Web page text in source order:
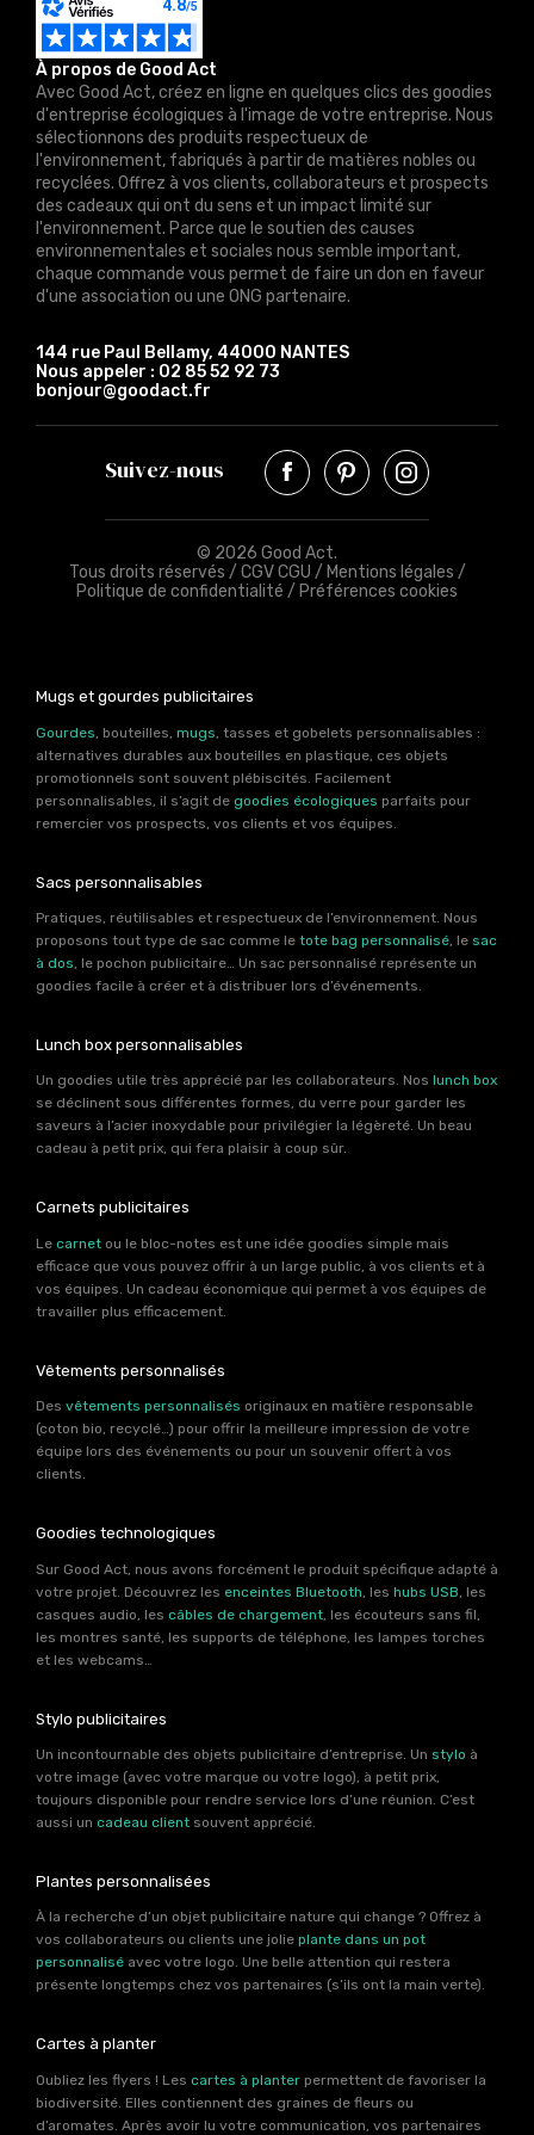
À propos de Good Act
Avec Good Act, créez en ligne en quelques clics des goodies
d'entreprise écologiques à l'image de votre entreprise. Nous
sélectionnons des produits respectueux de
l'environnement, fabriqués à partir de matières nobles ou
recyclées. Offrez à vos clients, collaborateurs et prospects
des cadeaux qui ont du sens et un impact limité sur
l'environnement. Parce que le soutien des causes
environnementales et sociales nous semble important,
chaque commande vous permet de faire un don en faveur
d'une association ou une ONG partenaire.
144 rue Paul Bellamy, 44000 NANTES
Nous appeler : 02 85 52 92 73
bonjour@goodact.fr
Suivez-nous
© 2026 Good Act.
Tous droits réservés / CGV CGU / Mentions légales /
Politique de confidentialité / Préférences cookies
Mugs et gourdes publicitaires
Gourdes , bouteilles, mugs , tasses et gobelets personnalisables :
alternatives durables aux bouteilles en plastique, ces objets
promotionnels sont souvent plébiscités. Facilement
personnalisables, il s’agit de goodies écologiques parfaits pour
remercier vos prospects, vos clients et vos équipes.
Sacs personnalisables
Pratiques, réutilisables et respectueux de l’environnement. Nous
proposons tout type de sac comme le tote bag personnalisé, le sac
à dos, le pochon publicitaire… Un sac personnalisé représente un
goodies facile à créer et à distribuer lors d’événements.
Lunch box personnalisables
Un goodies utile très apprécié par les collaborateurs. Nos lunch box
se déclinent sous différentes formes, du verre pour garder les
saveurs à l’acier inoxydable pour privilégier la légèreté. Un beau
cadeau à petit prix, qui fera plaisir à coup sûr.
Carnets publicitaires
Le carnet ou le bloc-notes est une idée goodies simple mais
efficace que vous pouvez offrir à un large public, à vos clients et à
vos équipes. Un cadeau économique qui permet à vos équipes de
travailler plus efficacement.
Vêtements personnalisés
Des vêtements personnalisés originaux en matière responsable
(coton bio, recyclé…) pour offrir la meilleure impression de votre
équipe lors des événements ou pour un souvenir offert à vos
clients.
Goodies technologiques
Sur Good Act, nous avons forcément le produit spécifique adapté à
votre projet. Découvrez les enceintes Bluetooth , les hubs USB , les
casques audio, les câbles de chargement , les écouteurs sans fil,
les montres santé, les supports de téléphone, les lampes torches
et les webcams…
Stylo publicitaires
Un incontournable des objets publicitaire d’entreprise. Un stylo à
votre image (avec votre marque ou votre logo), à petit prix,
toujours disponible pour rendre service lors d’une réunion. C’est
aussi un cadeau client souvent apprécié.
Plantes personnalisées
À la recherche d’un objet publicitaire nature qui change ? Offrez à
vos collaborateurs ou clients une jolie plante dans un pot
personnalisé avec votre logo. Une belle attention qui restera
présente longtemps chez vos partenaires (s’ils ont la main verte).
Cartes à planter
Oubliez les flyers ! Les cartes à planter permettent de favoriser la
biodiversité. Elles contiennent des graines de fleurs ou
d’aromates. Après avoir lu votre communication, vos partenaires